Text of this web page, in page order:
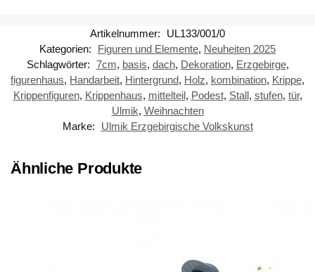
Artikelnummer:
UL133/001/0
Kategorien:
Figuren und Elemente, Neuheiten 2025
Schlagwörter: 7cm, basis, dach, Dekoration, Erzgebirge,
figurenhaus, Handarbeit, Hintergrund, Holz, kombination, Krippe,
Krippenfiguren, Krippenhaus, mittelteil, Podest, Stall, stufen, tür,
Ulmik, Weihnachten
Marke:
Ulmik Erzgebirgische Volkskunst
Ähnliche Produkte